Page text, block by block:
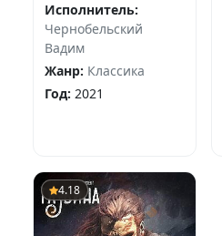
Исполнитель:
Чернобельский
Вадим
Жанр: Классика
Год: 2021
4.18